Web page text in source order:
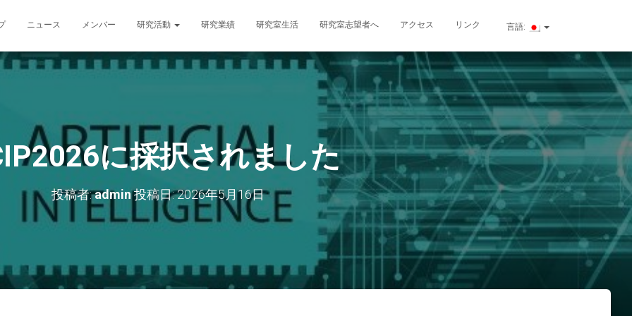
ニュース メンバー 研究活動 研究業績 研究室生活 研究室志望者へ アクセス リンク 言語:
に採択されました
投稿者:admin投稿日:2026年5月16日